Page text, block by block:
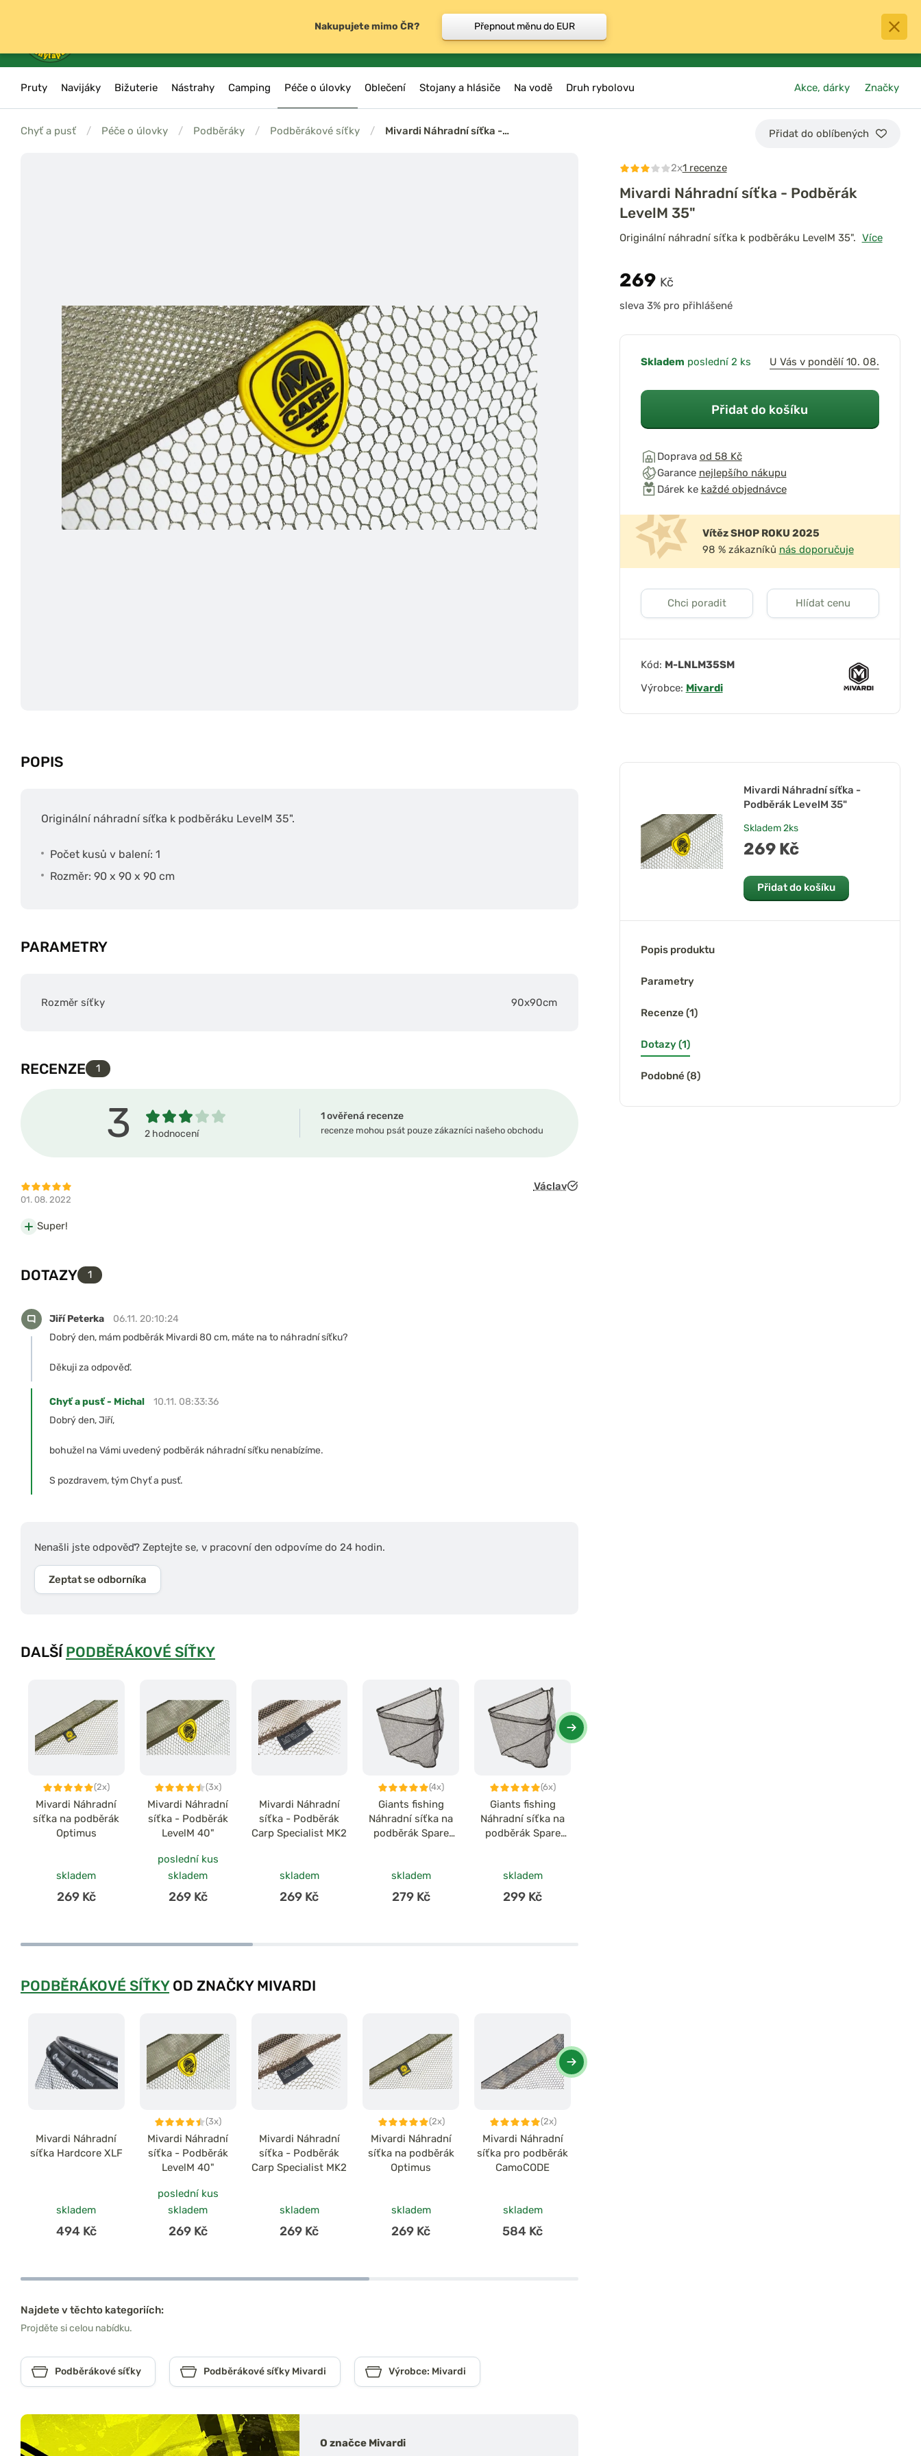
0
košík
Pruty Navijáky Bižuterie Nástrahy Camping Péče o úlovky Oblečení Stojany a hlásiče Na vodě Druh rybolovu Akce, dárky Značky
Chyť a pusť / Péče o úlovky / Podběráky / Podběrákové síťky / Mivardi Náhradní síťka -… Přidat do oblíbených
POPIS
Originální náhradní síťka k podběráku LevelM 35".
Počet kusů v balení: 1
Rozměr: 90 x 90 x 90 cm
PARAMETRY
Rozměr síťky 90x90cm
RECENZE 1
3 2 hodnocení
1 ověřená recenze
recenze mohou psát pouze zákazníci našeho obchodu
01. 08. 2022
Václav
Super!
DOTAZY 1
Jiří Peterka
06.11. 20:10:24
Dobrý den, mám podběrák Mivardi 80 cm, máte na to náhradní síťku?
Děkuji za odpověď.
Chyť a pusť - Michal
10.11. 08:33:36
Dobrý den, Jiří,
bohužel na Vámi uvedený podběrák náhradní síťku nenabízíme.
S pozdravem, tým Chyť a pusť.
Nenašli jste odpověď? Zeptejte se, v pracovní den odpovíme do 24 hodin.
Zeptat se odborníka
DALŠÍ PODBĚRÁKOVÉ SÍŤKY
(2x)
Mivardi Náhradní
síťka na podběrák
Optimus
skladem
269 Kč
(3x)
Mivardi Náhradní
síťka - Podběrák
LevelM 40"
poslední kus
skladem
269 Kč
Mivardi Náhradní
síťka - Podběrák
Carp Specialist MK2
skladem
269 Kč
(4x)
Giants fishing
Náhradní síťka na
podběrák Spare
skladem
279 Kč
(6x)
Giants fishing
Náhradní síťka na
podběrák Spare
skladem
299 Kč
PODBĚRÁKOVÉ SÍŤKYOD ZNAČKY MIVARDI
Mivardi Náhradní
síťka Hardcore XLF
skladem
494 Kč
(3x)
Mivardi Náhradní
síťka - Podběrák
LevelM 40"
poslední kus
skladem
269 Kč
Mivardi Náhradní
síťka - Podběrák
Carp Specialist MK2
skladem
269 Kč
(2x)
Mivardi Náhradní
síťka na podběrák
Optimus
skladem
269 Kč
(2x)
Mivardi Náhradní
síťka pro podběrák
CamoCODE
skladem
584 Kč
Najdete v těchto kategoriích:
Projděte si celou nabídku.
Podběrákové síťky Podběrákové síťky Mivardi Výrobce: Mivardi
O značce Mivardi
2x1 recenze
Mivardi Náhradní síťka - Podběrák
LevelM 35"
Originální náhradní síťka k podběráku LevelM 35". Více
269 Kč
sleva 3% pro přihlášené
Skladem poslední 2 ks U Vás v pondělí 10. 08.
Přidat do košíku
Doprava od 58 Kč
Garance nejlepšího nákupu
Dárek ke každé objednávce
Vítěz SHOP ROKU 2025
98 % zákazníků nás doporučuje
Chci poradit Hlídat cenu
Kód: M-LNLM35SM
Výrobce: Mivardi
Mivardi Náhradní síťka -
Podběrák LevelM 35"
Skladem2ks
269 Kč
Přidat do košíku
Popis produktu
Parametry
Recenze (1)
Dotazy (1)
Podobné (8)
Nakupujete mimo ČR? Přepnout měnu do EUR